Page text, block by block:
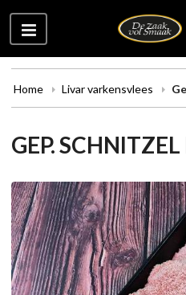
Home Livar varkensvlees
GEP.